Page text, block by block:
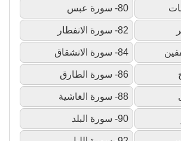
80- سورة عبس
82- سورة الانفطار
84- سورة الانشقاق
86- سورة الطارق
88- سورة الغاشية
90- سورة البلد